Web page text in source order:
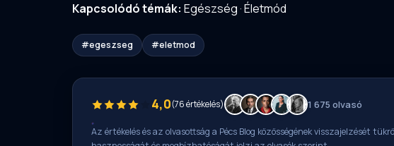
Kapcsolódó témák: Egészség·Életmód
#egeszseg #eletmod
4,0(76 értékelés) 1 675 olvasó
Az értékelés és az olvasottság a Pécs Blog közösségének visszajelzését